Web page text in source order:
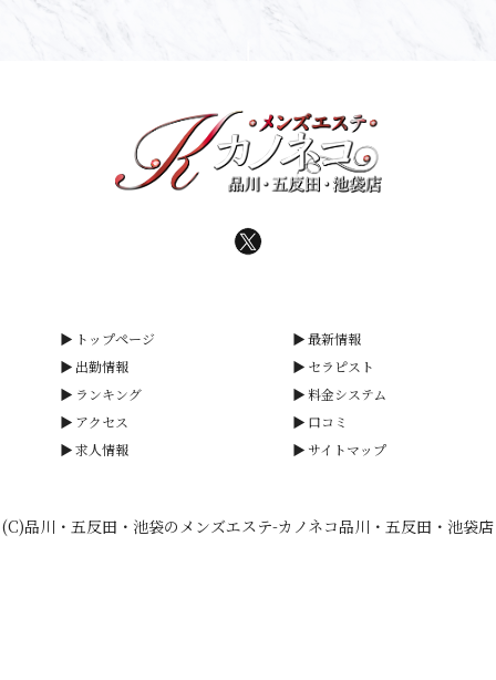
トップページ
最新情報
出勤情報
セラピスト
ランキング
料金システム
アクセス
口コミ
求人情報
サイトマップ
(C)品川・五反田・池袋のメンズエステ-カノネコ品川・五反田・池袋店